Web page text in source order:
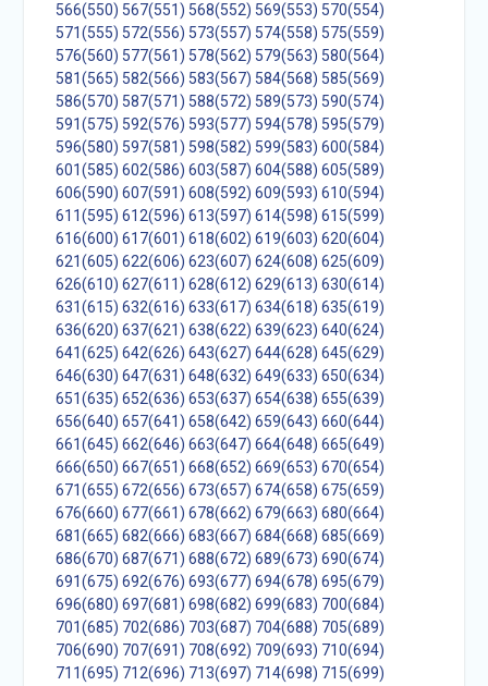
566(550) 567(551) 568(552) 569(553) 570(554)
571(555) 572(556) 573(557) 574(558) 575(559)
576(560) 577(561) 578(562) 579(563) 580(564)
581(565) 582(566) 583(567) 584(568) 585(569)
586(570) 587(571) 588(572) 589(573) 590(574)
591(575) 592(576) 593(577) 594(578) 595(579)
596(580) 597(581) 598(582) 599(583) 600(584)
601(585) 602(586) 603(587) 604(588) 605(589)
606(590) 607(591) 608(592) 609(593) 610(594)
611(595) 612(596) 613(597) 614(598) 615(599)
616(600) 617(601) 618(602) 619(603) 620(604)
621(605) 622(606) 623(607) 624(608) 625(609)
626(610) 627(611) 628(612) 629(613) 630(614)
631(615) 632(616) 633(617) 634(618) 635(619)
636(620) 637(621) 638(622) 639(623) 640(624)
641(625) 642(626) 643(627) 644(628) 645(629)
646(630) 647(631) 648(632) 649(633) 650(634)
651(635) 652(636) 653(637) 654(638) 655(639)
656(640) 657(641) 658(642) 659(643) 660(644)
661(645) 662(646) 663(647) 664(648) 665(649)
666(650) 667(651) 668(652) 669(653) 670(654)
671(655) 672(656) 673(657) 674(658) 675(659)
676(660) 677(661) 678(662) 679(663) 680(664)
681(665) 682(666) 683(667) 684(668) 685(669)
686(670) 687(671) 688(672) 689(673) 690(674)
691(675) 692(676) 693(677) 694(678) 695(679)
696(680) 697(681) 698(682) 699(683) 700(684)
701(685) 702(686) 703(687) 704(688) 705(689)
706(690) 707(691) 708(692) 709(693) 710(694)
711(695) 712(696) 713(697) 714(698) 715(699)